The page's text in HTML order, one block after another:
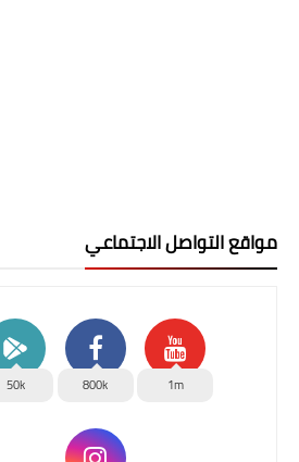
مواقع التواصل الاجتماعي
1m
800k
50k